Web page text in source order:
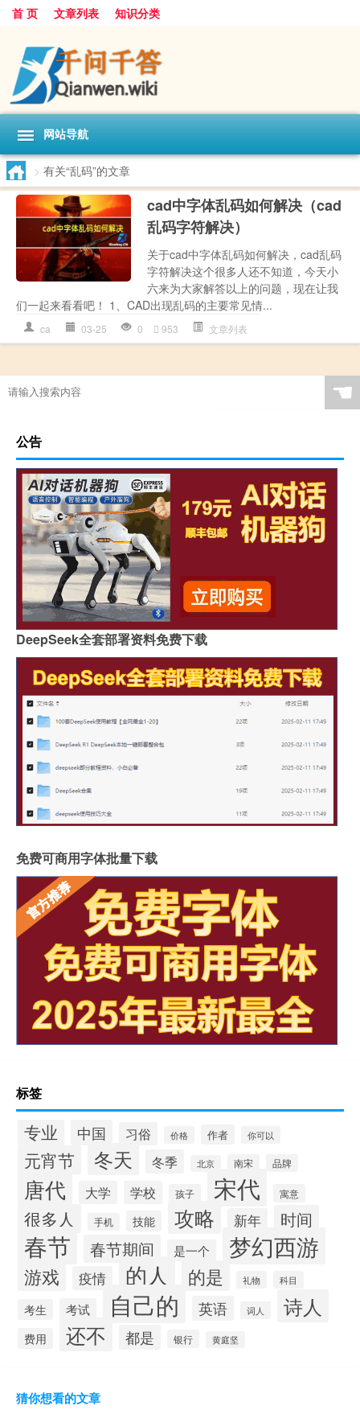
首 页 文章列表 知识分类
网站导航
> 有关“乱码”的文章
cad中字体乱码如何解决（cad
乱码字符解决）
关于cad中字体乱码如何解决，cad乱码
字符解决这个很多人还不知道，今天小
六来为大家解答以上的问题，现在让我
们一起来看看吧！ 1、CAD出现乱码的主要常见情...
ca 03-25 0 953 文章列表
☚
公告
DeepSeek全套部署资料免费下载
免费可商用字体批量下载
标签
专业 中国 习俗 价格 作者 你可以
元宵节 冬天 冬季 北京 南宋 品牌
唐代 大学 学校 孩子 宋代 寓意
很多人 手机 技能 攻略 新年 时间
春节 春节期间 是一个 梦幻西游
游戏 疫情 的人 的是 礼物 科目
考生 考试 自己的 英语 词人 诗人
费用 还不 都是 银行 黄庭坚
猜你想看的文章